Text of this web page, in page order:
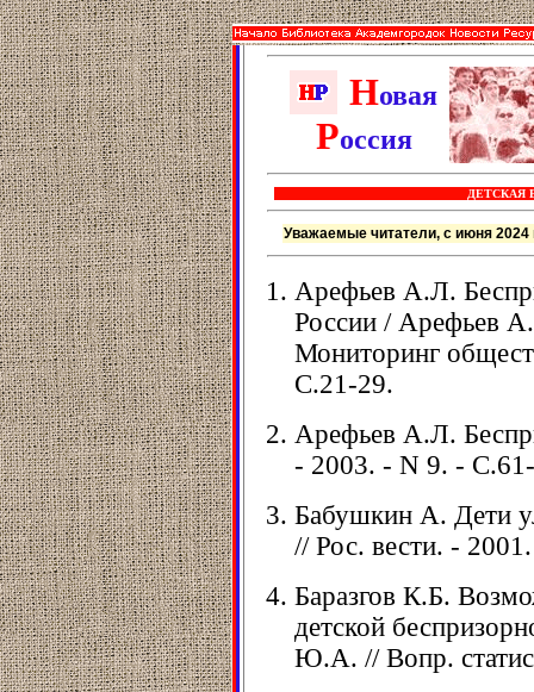
Новая
Россия
ДЕТСКАЯ
Уважаемые читатели, с июня 2024
Арефьев А.Л.
России / Арефьев
Мониторинг
С.21-29.
Арефьев А.Л.
- 2003. - N 9. -
Бабушкин А. Дети
// Рос. вести. -
Баразгов К.Б.
детской
Ю.А. // Вопр.